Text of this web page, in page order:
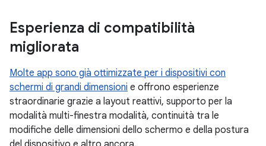
Esperienza di compatibilità
migliorata
Molte app sono già ottimizzate per i dispositivi con
schermi di grandi dimensioni e offrono esperienze
straordinarie grazie a layout reattivi, supporto per la
modalità multi-finestra modalità, continuità tra le
modifiche delle dimensioni dello schermo e della postura